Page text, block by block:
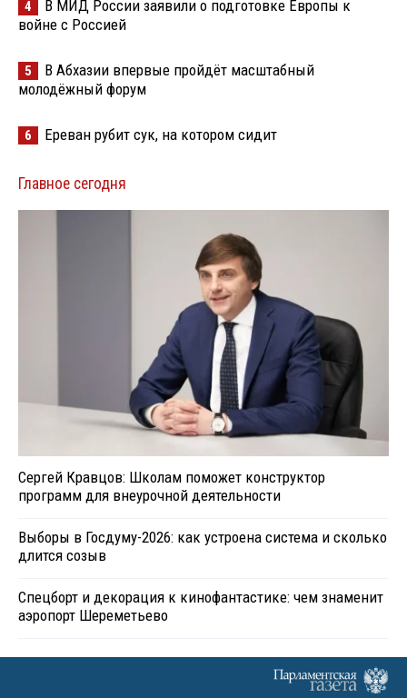
4
В МИД России заявили о подготовке Европы к
войне с Россией
5
В Абхазии впервые пройдёт масштабный
молодёжный форум
6 Ереван рубит сук, на котором сидит
Главное сегодня
Сергей Кравцов: Школам поможет конструктор
программ для внеурочной деятельности
Выборы в Госдуму-2026: как устроена система и сколько
длится созыв
Спецборт и декорация к кинофантастике: чем знаменит
аэропорт Шереметьево